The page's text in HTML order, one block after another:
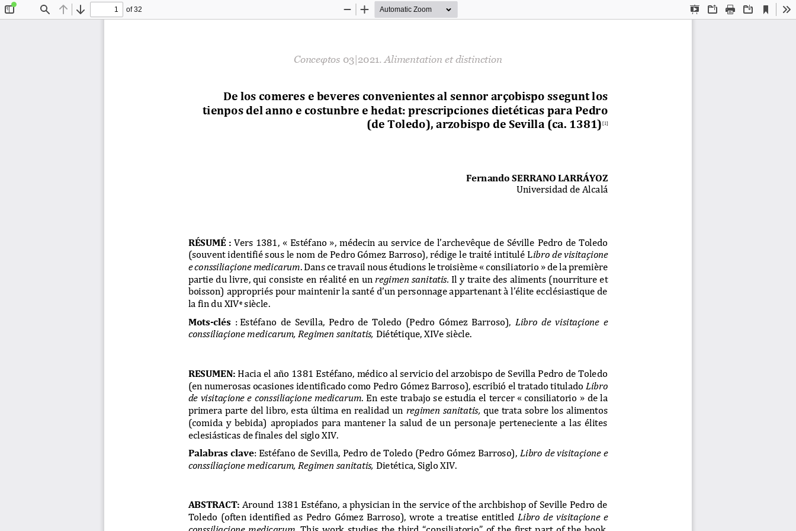
Find Previous
Next
of 32
Presentation
OpenPrint Download
Current
View
Zoom
Zoom
Conceφtos 03|2021. Alimentation et distinction
De los comeres e beveres convenientes al sennor arçobispo ssegunt los
tienpos del anno e costunbre e hedat: prescripciones dietéticas para Pedro
(de Toledo), arzobispo de Sevilla (ca. 1381) [1]
Fernando SERRANO LARRÁYOZ
Universidad de Alcalá
RÉSUMÉ  : Vers 1381, « Estéfano », médecin au service de l’archevêque de Séville Pedro  de  Toledo
(souvent identifié sous le nom de Pedro Gómez Barroso), rédige le traité intitulé L ibro de visitaçione
e conssiliaçione medicarum Dans ce travail nous étudions le troisième « consiliatorio » de la première
partie du livre, qui consiste en réalité en un regimen sanitatis. Il y traite des aliments (nourriture et
boisson) appropriés pour maintenir la santé d’un personnage appartenant à l’élite ecclésiastique de
la fin du XIVe siècle.
Mots-clés : Estéfano de  Sevilla,  Pedro  de  Toledo  (Pedro  Gómez  Barroso),
Libro  de  visitaçione  e
conssiliaçione medicarum, Regimen sanitatis, Diététique, XIVe siècle.
RESUMEN: Hacia el año 1381 Estéfano, médico al servicio del arzobispo de Sevilla Pedro de Toledo
(en numerosas ocasiones identificado como Pedro Gómez Barroso), escribió el tratado titulado Libro
de visitaçione e conssiliaçione medicarum . En este trabajo se estudia el  tercer « consiliatorio » de la
primera parte del libro, esta última en  realidad un regimen sanitatis, que trata sobre los alimentos
(comida  y  bebida)  apropiados  para  mantener  la  salud  de  un  personaje  perteneciente  a  las  élites
eclesiásticas de finales del siglo XIV.
Palabras clave: Estéfano de Sevilla, Pedro de Toledo (Pedro Gómez Barroso), Libro de visitaçione e
conssiliaçione medicarum, Regimen sanitatis, Dietética, Siglo XIV.
ABSTRACT: Around 1381 Estéfano, a physician in the service of the archbishop of Seville Pedro de
Toledo  (often  identified  as  Pedro  Gómez  Barroso),  wrote  a  treatise  entitled Libro  de  visitaçione  e
conssiliaçione  medicarum. This work studies the third “consiliatorio” of the first part of the book,